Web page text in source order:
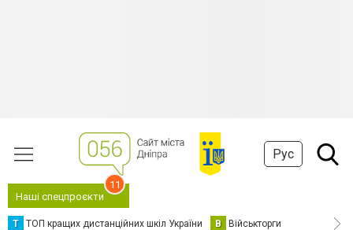
Рус
Наші спецпроєкти
11
Т ТОП кращих дистанційних шкіл України В Військторги